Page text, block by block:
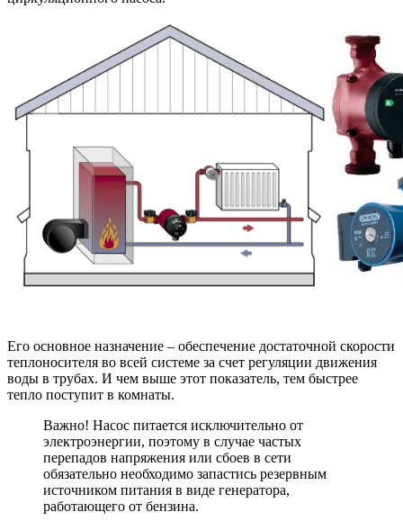
Его основное назначение – обеспечение достаточной скорости
теплоносителя во всей системе за счет регуляции движения
воды в трубах. И чем выше этот показатель, тем быстрее
тепло поступит в комнаты.
Важно! Насос питается исключительно от
электроэнергии, поэтому в случае частых
перепадов напряжения или сбоев в сети
обязательно необходимо запастись резервным
источником питания в виде генератора,
работающего от бензина.